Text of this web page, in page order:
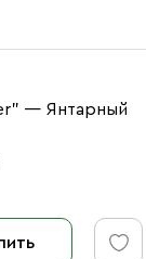
— Янтарный